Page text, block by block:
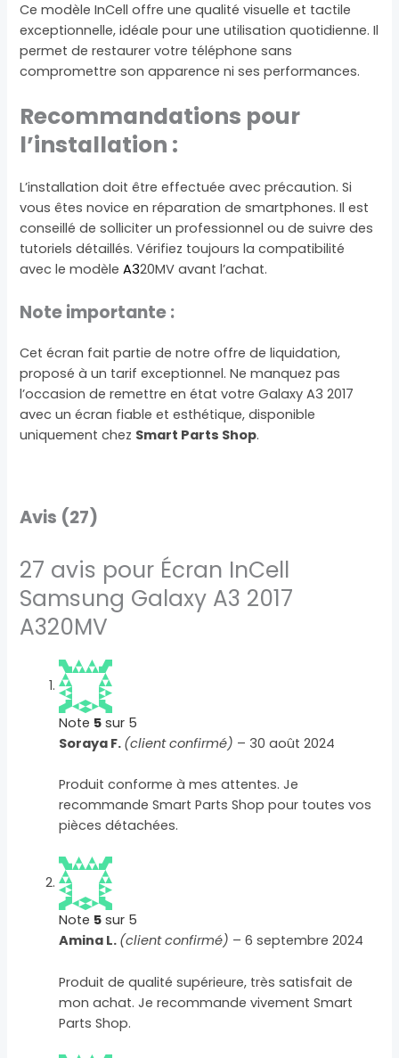
Ce modèle InCell offre une qualité visuelle et tactile
exceptionnelle, idéale pour une utilisation quotidienne. Il
permet de restaurer votre téléphone sans
compromettre son apparence ni ses performances.
Recommandations pour
l’installation :
L’installation doit être effectuée avec précaution. Si
vous êtes novice en réparation de smartphones. Il est
conseillé de solliciter un professionnel ou de suivre des
tutoriels détaillés. Vérifiez toujours la compatibilité
avec le modèleA320MV avant l’achat.
Note importante :
Cet écran fait partie de notre offre de liquidation,
proposé à un tarif exceptionnel. Ne manquez pas
l’occasion de remettre en état votre Galaxy A3 2017
avec un écran fiable et esthétique, disponible
uniquement chez Smart Parts Shop.
Avis (27)
27 avis pour Écran InCell
Samsung Galaxy A3 2017
A320MV
Note 5 sur 5
Soraya F. (client confirmé) – 30 août 2024
Produit conforme à mes attentes. Je
recommande Smart Parts Shop pour toutes vos
pièces détachées.
Note 5 sur 5
Amina L. (client confirmé) – 6 septembre 2024
Produit de qualité supérieure, très satisfait de
mon achat. Je recommande vivement Smart
Parts Shop.